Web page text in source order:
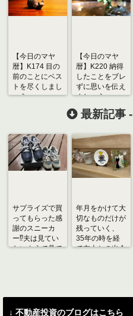
【今日のマヤ
暦】K174 目の
前のことにベス
トを尽くしまし
ょう
【今日のマヤ
暦】K220 納得
したことをブレ
ずに思いを伝え
ましょう
最新記事 -
サプライズで買
ってもらった感
謝のスニーカ
ー⁉︎夫は見てい
ないようで見て
年月をかけて大
切なものだけが
残っていく、
35年の時を経
て友人との出会
↓ 不動産投資のブログはこちら